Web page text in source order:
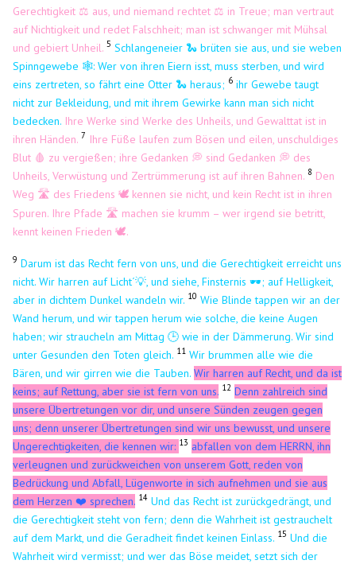
Gerechtigkeit ⚖️ aus, und niemand rechtet ⚖️ in Treue; man vertraut
auf Nichtigkeit und redet Falschheit; man ist schwanger mit Mühsal
und gebiert Unheil.5 Schlangeneier 🐍 brüten sie aus, und sie weben
Spinngewebe 🕸️: Wer von ihren Eiern isst, muss sterben, und wird
eins zertreten, so fährt eine Otter 🐍 heraus; 6 ihr Gewebe taugt
nicht zur Bekleidung, und mit ihrem Gewirke kann man sich nicht
bedecken. Ihre Werke sind Werke des Unheils, und Gewalttat ist in
ihren Händen. 7 Ihre Füße laufen zum Bösen und eilen, unschuldiges
Blut 🩸 zu vergießen; ihre Gedanken 💭 sind Gedanken 💭 des
Unheils, Verwüstung und Zertrümmerung ist auf ihren Bahnen. 8 Den
Weg 🛣️ des Friedens🕊️ kennen sie nicht, und kein Recht ist in ihren
Spuren. Ihre Pfade 🛣️ machen sie krumm – wer irgend sie betritt,
kennt keinen Frieden🕊️.
9 Darum ist das Recht fern von uns, und die Gerechtigkeit erreicht uns
nicht. Wir harren auf Licht´💡, und siehe, Finsternis 🕶️; auf Helligkeit,
aber in dichtem Dunkel wandeln wir. 10 Wie Blinde tappen wir an der
Wand herum, und wir tappen herum wie solche, die keine Augen
haben; wir straucheln am Mittag 🕒 wie in der Dämmerung. Wir sind
unter Gesunden den Toten gleich. 11 Wir brummen alle wie die
Bären, und wir girren wie die Tauben.Wir harren auf Recht, und da ist
keins; auf Rettung, aber sie ist fern von uns. 12 Denn zahlreich sind
unsere Übertretungen vor dir, und unsere Sünden zeugen gegen
uns; denn unserer Übertretungen sind wir uns bewusst, und unsere
Ungerechtigkeiten, die kennen wir: 13 abfallen von dem HERRN, ihn
verleugnen und zurückweichen von unserem Gott, reden von
Bedrückung und Abfall, Lügenworte in sich aufnehmen und sie aus
dem Herzen ❤️ sprechen. 14 Und das Recht ist zurückgedrängt, und
die Gerechtigkeit steht von fern; denn die Wahrheit ist gestrauchelt
auf dem Markt, und die Geradheit findet keinen Einlass. 15 Und die
Wahrheit wird vermisst; und wer das Böse meidet, setzt sich der